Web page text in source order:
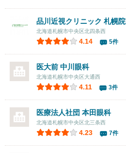
品川近視クリニック 札幌院
北海道札幌市中央区北四条西
4.14 5件
医大前 中川眼科
北海道札幌市中央区大通西
4.11 3件
医療法人社団 本田眼科
北海道札幌市中央区北三条西
4.23 7件